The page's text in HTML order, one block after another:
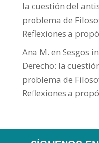
la cuestión del
problema de
Reflexiones a
Ana M. en Sesgos
Derecho: la
problema de
Reflexiones a